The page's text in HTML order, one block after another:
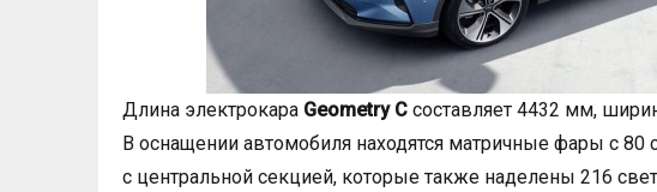
Длина электрокара Geometry C составляет 4432 мм,
В оснащении автомобиля находятся матричные фары с 80
с центральной секцией, которые также наделены 216